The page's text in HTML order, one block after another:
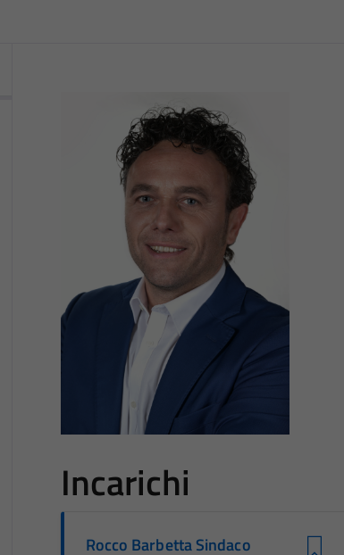
Incarichi
Rocco Barbetta Sindaco